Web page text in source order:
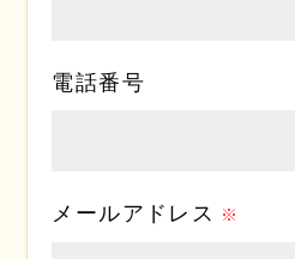
電話番号
メールアドレス